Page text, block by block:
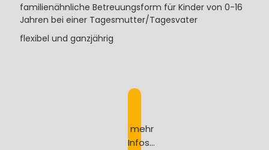
familienähnliche Betreuungsform für Kinder von 0-16
Jahren bei einer Tagesmutter/Tagesvater
flexibel und ganzjährig
mehr
Infos...